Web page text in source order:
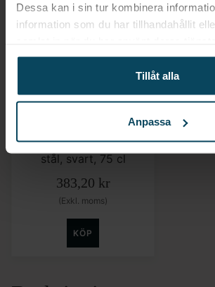
Dessa kan i sin tur kombinera
information som du har tillhandahållit
Tillåt alla
Anpassa
Lägg till i favoriter
”Professional”, rostfritt
stål, svart, 75 cl
383,20 kr
(Exkl. moms)
KÖP